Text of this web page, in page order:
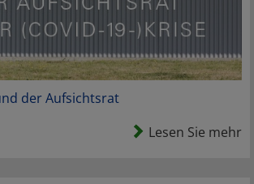
der Aufsichtsrat
Lesen Sie mehr